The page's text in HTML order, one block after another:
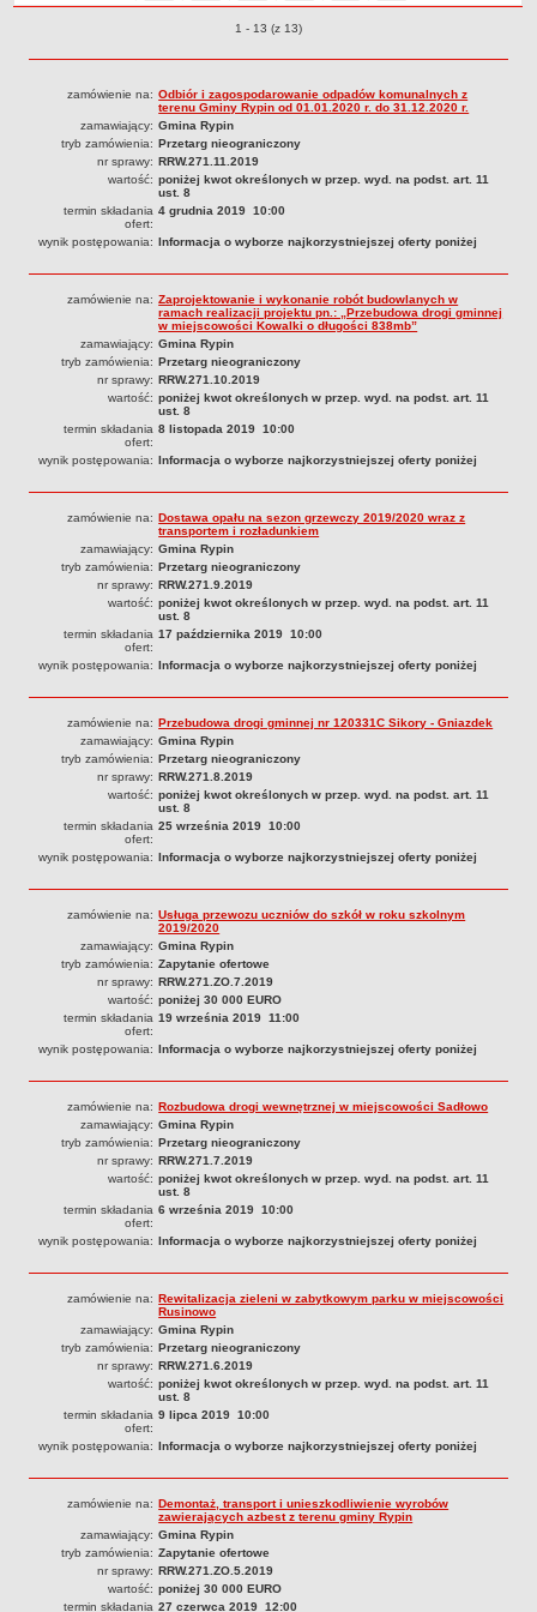
Zadania publiczne
Związki i stowarzyszenia
Realizacja zadań publicznych
Rejestr zbiorów danych osobowych
Rejestr instytucji kultury
RODO Klauzule informacyjne
AKTUALNOŚCI I OGŁOSZENIA
Dane teleadresowe
Tabela informacyjna
Czas pracy urzędu
Nr konta bankowego, NIP, REGON
Pracownicy urzędu - urząd gminy
Pracownicy urzędu - baza magazynowo - warsztatowa
Regulamin organizacyjny
Regulamin naboru na wolne stanowiska urzędnicze
Ogłoszenia o naborze na wolne stanowiska urzędnicze
Lista kandydatów spełniających wymagania formalne w naborach na
wolne stanowiska urzędnicze
Wyniki naboru na wolne stanowiska urzędnicze
Sygnaliści
Galeria
Raporty o stanie dostępności
WŁADZE I STRUKTURA
Struktura organizacyjna
Rada gminy
Urząd gminy
Jednostki organizacyjne, GOPS, Instytucja kultury, OSP
Jednostki pomocnicze - sołectwa
Plan pracy komisji rewizyjnej
Sesje Rady Gminy Rypin
PRAWO LOKALNE
Statut
Strategia rozwoju
Projekty uchwał
Imienne wykazy głosowań radnych
Postać dokumentów
Akty Prawne, Dzienniki Ustaw, Monitory Polskie
Prawo miejscowe
Zarządzenia
Studium uwarunkowań i kierunków zagospodarowania
Dane przestrzenne - MPZP
Stałe obwody głosowania, numery, granice oraz siedziby
obwodowych komisji wyborczych, opis granic okręgów wyborczych
Plan ogólny gminy Rypin
Przetargi o pozycjach
1 - 13 (z 13)
zamówienie na: Odbiór i zagospodarowanie odpadów komunalnych z
terenu Gminy Rypin od 01.01.2020 r. do 31.12.2020 r.
zamawiający: Gmina Rypin
tryb zamówienia: Przetarg nieograniczony
nr sprawy: RRW.271.11.2019
wartość: poniżej kwot określonych w przep. wyd. na podst. art. 11
ust. 8
termin składania
ofert:
4 grudnia 2019 10:00
wynik postępowania: Informacja o wyborze najkorzystniejszej oferty poniżej
zamówienie na: Zaprojektowanie i wykonanie robót budowlanych w
ramach realizacji projektu pn.: „Przebudowa drogi gminnej
w miejscowości Kowalki o długości 838mb”
zamawiający: Gmina Rypin
tryb zamówienia: Przetarg nieograniczony
nr sprawy: RRW.271.10.2019
wartość: poniżej kwot określonych w przep. wyd. na podst. art. 11
ust. 8
termin składania
ofert:
8 listopada 2019 10:00
wynik postępowania: Informacja o wyborze najkorzystniejszej oferty poniżej
zamówienie na: Dostawa opału na sezon grzewczy 2019/2020 wraz z
transportem i rozładunkiem
zamawiający: Gmina Rypin
tryb zamówienia: Przetarg nieograniczony
nr sprawy: RRW.271.9.2019
wartość: poniżej kwot określonych w przep. wyd. na podst. art. 11
ust. 8
termin składania
ofert:
17 października 2019 10:00
wynik postępowania: Informacja o wyborze najkorzystniejszej oferty poniżej
zamówienie na: Przebudowa drogi gminnej nr 120331C Sikory - Gniazdek
zamawiający: Gmina Rypin
tryb zamówienia: Przetarg nieograniczony
nr sprawy: RRW.271.8.2019
wartość: poniżej kwot określonych w przep. wyd. na podst. art. 11
ust. 8
termin składania
ofert:
25 września 2019 10:00
wynik postępowania: Informacja o wyborze najkorzystniejszej oferty poniżej
zamówienie na: Usługa przewozu uczniów do szkół w roku szkolnym
2019/2020
zamawiający: Gmina Rypin
tryb zamówienia: Zapytanie ofertowe
nr sprawy: RRW.271.ZO.7.2019
wartość: poniżej 30 000 EURO
termin składania
ofert:
19 września 2019 11:00
wynik postępowania: Informacja o wyborze najkorzystniejszej oferty poniżej
zamówienie na: Rozbudowa drogi wewnętrznej w miejscowości Sadłowo
zamawiający: Gmina Rypin
tryb zamówienia: Przetarg nieograniczony
nr sprawy: RRW.271.7.2019
wartość: poniżej kwot określonych w przep. wyd. na podst. art. 11
ust. 8
termin składania
ofert:
6 września 2019 10:00
wynik postępowania: Informacja o wyborze najkorzystniejszej oferty poniżej
zamówienie na: Rewitalizacja zieleni w zabytkowym parku w miejscowości
Rusinowo
zamawiający: Gmina Rypin
tryb zamówienia: Przetarg nieograniczony
nr sprawy: RRW.271.6.2019
wartość: poniżej kwot określonych w przep. wyd. na podst. art. 11
ust. 8
termin składania
ofert:
9 lipca 2019 10:00
wynik postępowania: Informacja o wyborze najkorzystniejszej oferty poniżej
zamówienie na: Demontaż, transport i unieszkodliwienie wyrobów
zawierających azbest z terenu gminy Rypin
zamawiający: Gmina Rypin
tryb zamówienia: Zapytanie ofertowe
nr sprawy: RRW.271.ZO.5.2019
wartość: poniżej 30 000 EURO
termin składania 27 czerwca 2019 12:00